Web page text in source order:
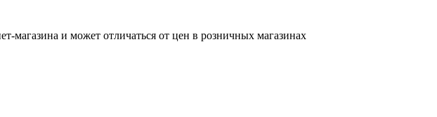
магазина и может отличаться от цен в розничных магазинах